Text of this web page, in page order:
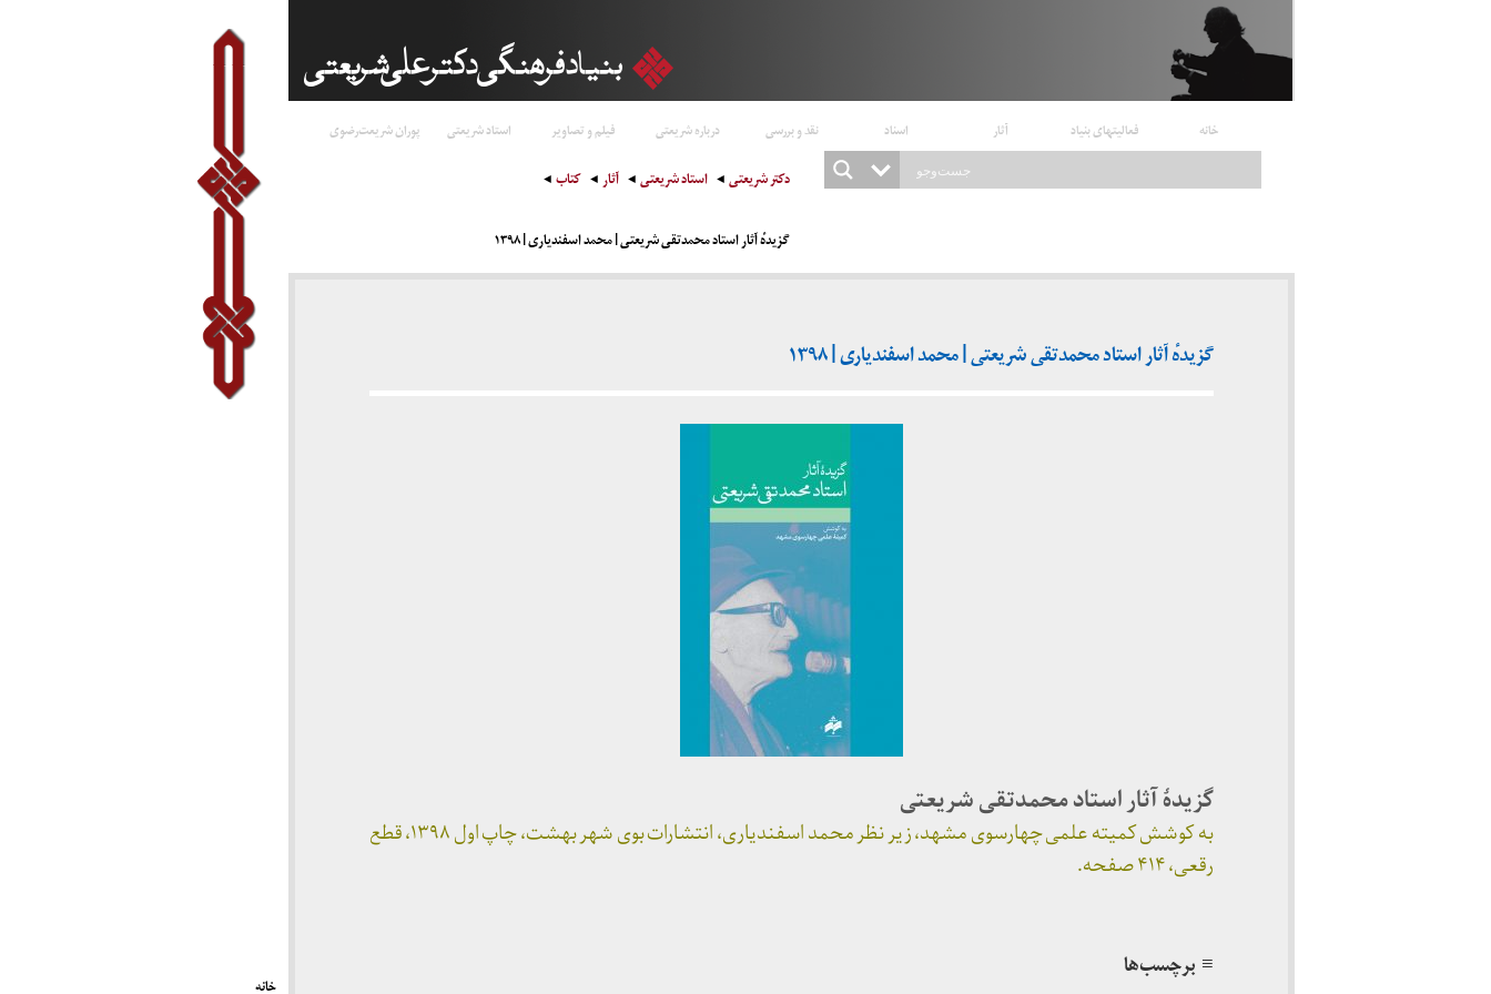
خانه فعالیتهای بنیاد آثار اسناد نقد و بررسی درباره شریعتی فیلم و تصاویر استاد شریعتی پوران شریعت‌رضوی
دکتر شریعتی استاد شریعتی آثار کتاب
گزیدهٔ آثار استاد محمدتقی شریعتی | محمد اسفندیاری | ۱۳۹۸
گزیدهٔ آثار استاد محمدتقی شریعتی | محمد اسفندیاری | ۱۳۹۸
گزیدهٔ آثار استاد محمدتقی شریعتی
به کوشش کمیته علمی چهارسوی مشهد، زیر نظر محمد اسفندیاری، انتشارات بوی شهر بهشت، چاپ اول ۱۳۹۸، قطع
رقعی، ۴۱۴ صفحه.
≡ برچسب‌ها